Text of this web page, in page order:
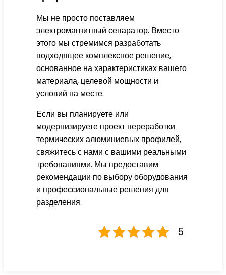
Мы не просто поставляем
электромагнитный сепаратор. Вместо
этого мы стремимся разработать
подходящее комплексное решение,
основанное на характеристиках вашего
материала, целевой мощности и
условий на месте.
Если вы планируете или
модернизируете проект переработки
термических алюминиевых профилей,
свяжитесь с нами с вашими реальными
требованиями. Мы предоставим
рекомендации по выбору оборудования
и профессиональные решения для
разделения.
5